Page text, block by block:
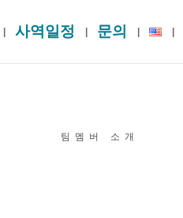
사역일정 문의
팀멤버 소개